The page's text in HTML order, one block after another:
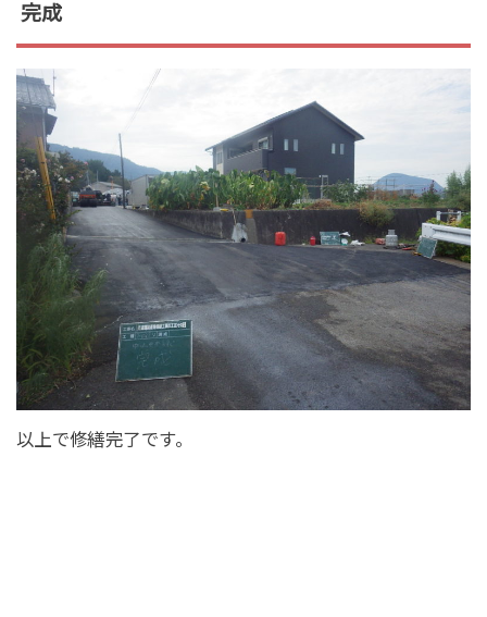
完成
以上で修繕完了です。